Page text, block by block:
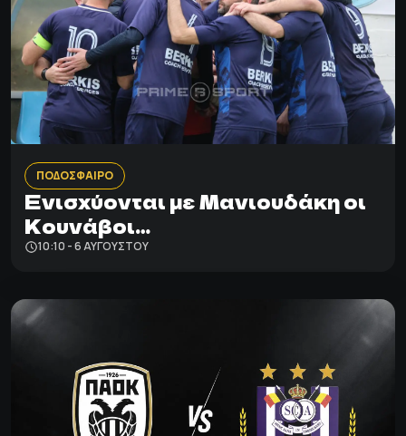
ΠΟΔΟΣΦΑΙΡΟ
Ενισχύονται με Μανιουδάκη οι
Κουνάβοι…
10:10 - 6 ΑΥΓΟΎΣΤΟΥ